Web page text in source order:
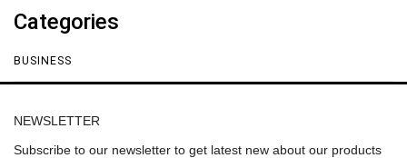
Categories
BUSINESS
NEWSLETTER
Subscribe to our newsletter to get latest new about our products